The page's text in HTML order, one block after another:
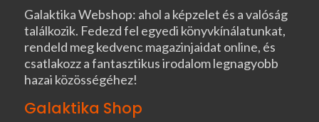
Galaktika Webshop: ahol a képzelet és a valóság
találkozik. Fedezd fel egyedi könyvkínálatunkat,
rendeld meg kedvenc magazinjaidat online, és
csatlakozz a fantasztikus irodalom legnagyobb
hazai közösségéhez!
Galaktika Shop